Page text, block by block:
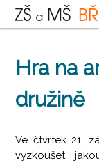
Hra na
družině
Ve čtvrtek 21.
vyzkoušet,